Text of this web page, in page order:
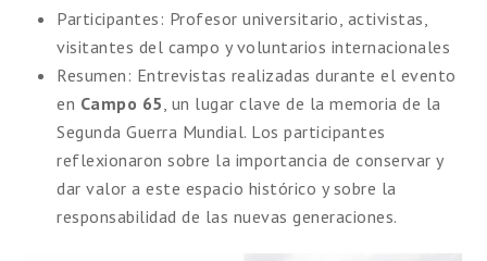
Participantes: Profesor universitario, activistas,
visitantes del campo y voluntarios internacionales
Resumen: Entrevistas realizadas durante el evento
en Campo 65, un lugar clave de la memoria de la
Segunda Guerra Mundial. Los participantes
reflexionaron sobre la importancia de conservar y
dar valor a este espacio histórico y sobre la
responsabilidad de las nuevas generaciones.